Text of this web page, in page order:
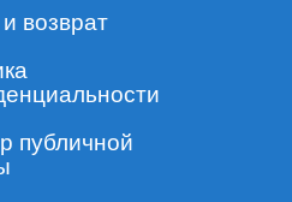
возврат
публичной